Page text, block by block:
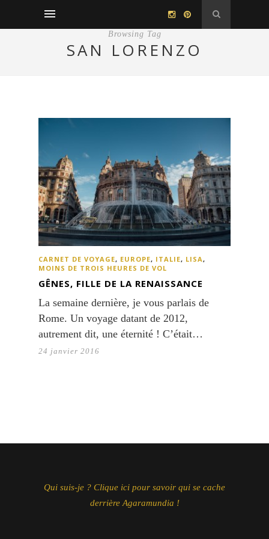
Browsing Tag
SAN LORENZO
CARNET DE VOYAGE, EUROPE, ITALIE, LISA,
MOINS DE TROIS HEURES DE VOL
GÊNES, FILLE DE LA RENAISSANCE
La semaine dernière, je vous parlais de
Rome. Un voyage datant de 2012,
autrement dit, une éternité ! C’était…
24 janvier 2016
Qui suis-je ? Clique ici pour savoir qui se cache
derrière Agaramundia !